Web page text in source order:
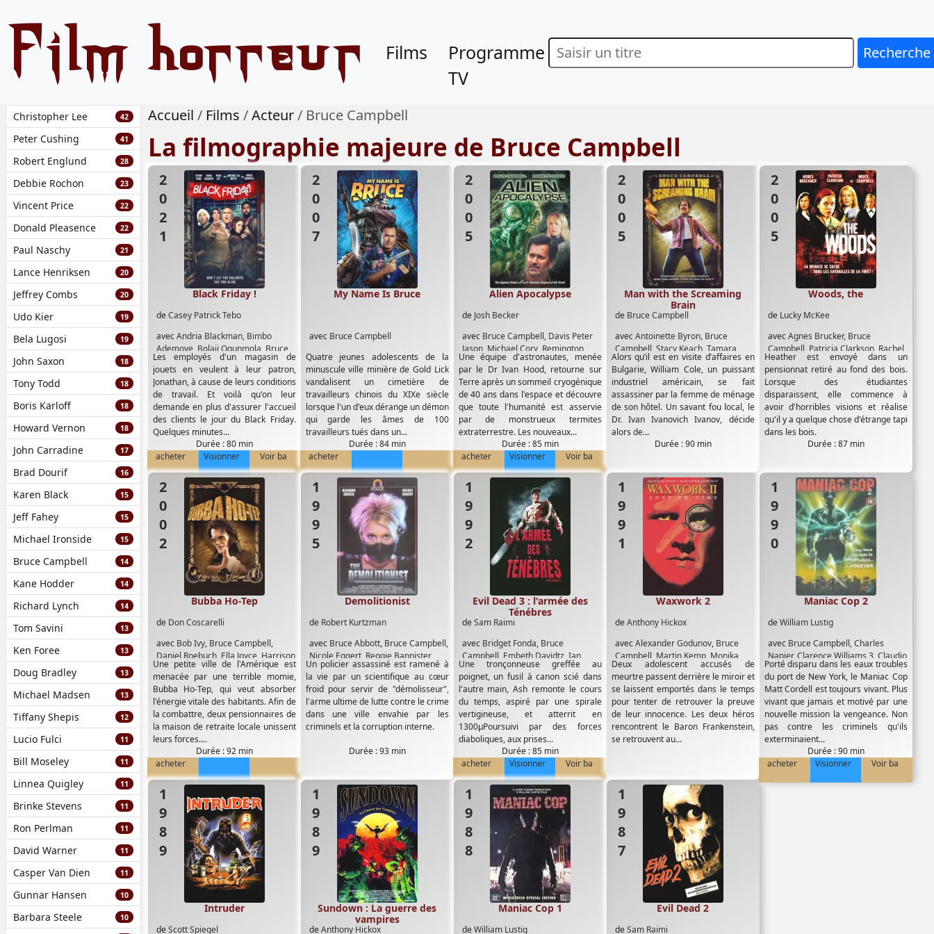
Film horreur Films
Programme
TV
Recherche
Christopher Lee 42
Peter Cushing 41
Robert Englund 28
Debbie Rochon 23
Vincent Price 22
Donald Pleasence 22
Paul Naschy 21
Lance Henriksen 20
Jeffrey Combs 20
Udo Kier 19
Bela Lugosi 19
John Saxon 18
Tony Todd 18
Boris Karloff 18
Howard Vernon 18
John Carradine 17
Brad Dourif 16
Karen Black 15
Jeff Fahey 15
Michael Ironside 15
Bruce Campbell 14
Kane Hodder 14
Richard Lynch 14
Tom Savini 13
Ken Foree 13
Doug Bradley 13
Michael Madsen 13
Tiffany Shepis 12
Lucio Fulci 11
Bill Moseley 11
Linnea Quigley 11
Brinke Stevens 11
Ron Perlman 11
David Warner 11
Casper Van Dien 11
Gunnar Hansen 10
Barbara Steele 10
Accueil Films Acteur Bruce Campbell
La filmographie majeure de Bruce Campbell
2021
deCasey Patrick Tebo
avecAndria Blackman, Bimbo
Ademoye, Bolaji Ogunmola Bruce
Campbell,Celeste Oliva,Devon
Sawa Ellen Colton, Ivana Baquero,
Louie Kurtzman,Mark Steger,
Michael Jai White
,Peg Holzemer
,
Ryan Lee ,Stephen Peck
Black Friday !
Les employés d'un magasin de
jouets en veulent à leur patron,
Jonathan, à cause de leurs conditions
de travail. Et voilà qu'on leur
demande en plus d'assurer l'accueil
des clients le jour du Black Friday.
Quelques minutes...
Durée : 80 min
acheter
Visionner Voir ba
2007
avec Bruce Campbell
My Name Is Bruce
Quatre jeunes adolescents de la
minuscule ville minière de Gold Lick
vandalisent un cimetière de
travailleurs chinois du XIXe siècle
lorsque l'un d'eux dérange un démon
qui garde les âmes de 100
travailleurs tués dans un...
Durée : 84 min
acheter
2005
de Josh Becker
avec Bruce Campbell, Davis Peter
Jason, Michael Cory, Remington
Franklin,Renee O'Connor
Alien Apocalypse
Une équipe d'astronautes, menée
par le Dr Ivan Hood, retourne sur
Terre après un sommeil cryogénique
de 40 ans dans l'espace et découvre
que toute l'humanité est asservie
par de monstrueux termites
extraterrestre. Les nouveaux...
Durée : 85 min
acheter
Visionner Voir ba
2005
de Bruce Campbell
avecAntoinette Byron, Bruce
Campbell Stacy Keach, Tamara
Gorski,Ted Raimi
Man with the Screaming
Brain
Alors qu’il est en visite d’affaires en
Bulgarie, William Cole, un puissant
industriel américain, se fait
assassiner par la femme de ménage
de son hôtel. Un savant fou local, le
Dr. Ivan Ivanovich Ivanov, décide
alors de...
Durée : 90 min
2005
de Lucky McKee
avecAgnes Brucker, Bruce
Campbell Patricia Clarkson, Rachel
Nichols
Woods, the
Heather est envoyé dans un
pensionnat retiré au fond des bois.
Lorsque des étudiantes
disparaissent, elle commence à
avoir d'horribles visions et réalise
qu'il y a quelque chose d'étrange tapi
dans les bois.
Durée : 87 min
2002
de Don Coscarelli
avec Bob Ivy, Bruce Campbell,
Daniel Roebuch, Ella Joyce, Harrison
Young,Heidi Marnhout,Larry
Pennell,Ossie Davis,Reggie
Bannister
Bubba Ho-Tep
Une petite ville de l'Amérique est
menacée par une terrible momie,
Bubba Ho-Tep, qui veut absorber
l'énergie vitale des habitants. Afin de
la combattre, deux pensionnaires de
la maison de retraite locale unissent
leurs forces....
Durée : 92 min
acheter
1995
de Robert Kurtzman
avec Bruce Abbott, Bruce Campbell,
Nicole Eggert, Reggie Bannister,
Richard Grieco,Tom Savini
Demolitionist
Un policier assassiné est ramené à
la vie par un scientifique au cœur
froid pour servir de "démolisseur",
l'arme ultime de lutte contre le crime
dans une ville envahie par les
criminels et la corruption interne.
Durée : 93 min
1992
deSam Raimi
avec Bridget Fonda, Bruce
Campbell Embeth Davidtz Ian
Abercrombie,Marcus Gilbert,
Michael Earl Reid, Richard Grove,
Timothy Patrick Quill
Evil Dead 3 : l'armée des
Ténébres
Une tronçonneuse greffée au
poignet, un fusil à canon scié dans
l'autre main, Ash remonte le cours
du temps, aspiré par une spirale
vertigineuse, et atterrit en
1300µPoursuivi par des forces
diaboliques, aux prises...
Durée : 85 min
acheter
Visionner Voir ba
1991
deAnthony Hickox
avecAlexander Godunov, Bruce
Campbell Martin Kemp, Monika
Schnarre,Patrick MacNee,Zach
Galligan
Waxwork 2
Deux adolescent accusés de
meurtre passent derrière le miroir et
se laissent emportés dans le temps
pour tenter de retrouver la preuve
de leur innocence. Les deux héros
rencontrent le Baron Frankenstein,
se retrouvent au...
1990
deWilliam Lustig
avec Bruce Campbell,Charles
Napier, Clarence Williams 3, Claudio
Christian,Laurene Landon, Leo
Rossi,Michael Lerner ,Robert Davi,
Robert Z'Dar
Maniac Cop 2
Porté disparu dans les eaux troubles
du port de New York, le Maniac Cop
Matt Cordell est toujours vivant. Plus
vivant que jamais et motivé par une
nouvelle mission la vengeance. Non
pas contre les criminels qu'ils
exterminaient...
Durée : 90 min
acheter
Visionner Voir ba
1989
deScott Spiegel
Intruder
1989
deAnthony Hickox
Sundown : La guerre des
vampires
1988
deWilliam Lustig
Maniac Cop 1
1987
deSam Raimi
Evil Dead 2